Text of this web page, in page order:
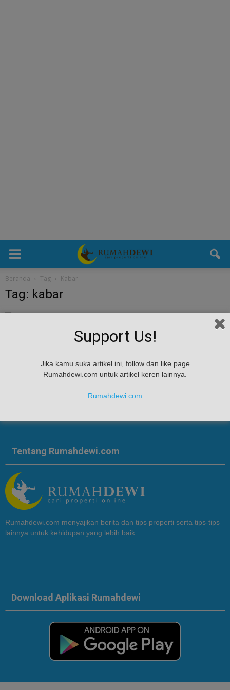
Beranda Tag Kabar
Tag: kabar
Apa Kabar Properti di Tahun 2023 ?
Apa Kabar Properti di Tahun 2023 ? - Para pelaku bisinis properti tetap
yakin properti akan ada kabar baik dan tetap akan bertumbuh
Tentang Rumahdewi.com
Rumahdewi.com menyajikan berita dan tips properti serta tips-tips
lainnya untuk kehidupan yang lebih baik
Download Aplikasi Rumahdewi
Support Us!
Jika kamu suka artikel ini, follow dan like page
Rumahdewi.com untuk artikel keren lainnya.
Rumahdewi.com